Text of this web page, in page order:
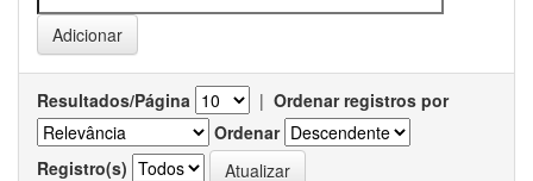
Resultados/Página | Ordenar registros por
Ordenar
Registro(s)